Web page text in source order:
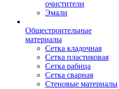
очистители
Эмали
Общестроительные
материалы
Сетка кладочная
Сетка пластиковая
Сетка рабица
Сетка сварная
Стеновые материалы